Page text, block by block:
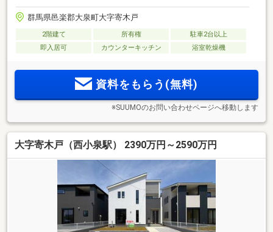
群馬県邑楽郡大泉町大字寄木戸
2階建て 所有権
駐車2台以上
即入居可
カウンターキッチン 浴室乾燥機
資料をもらう(無料)
※SUUMOのお問い合わせページへ移動します
大字寄木戸（西小泉駅） 2390万円～2590万円